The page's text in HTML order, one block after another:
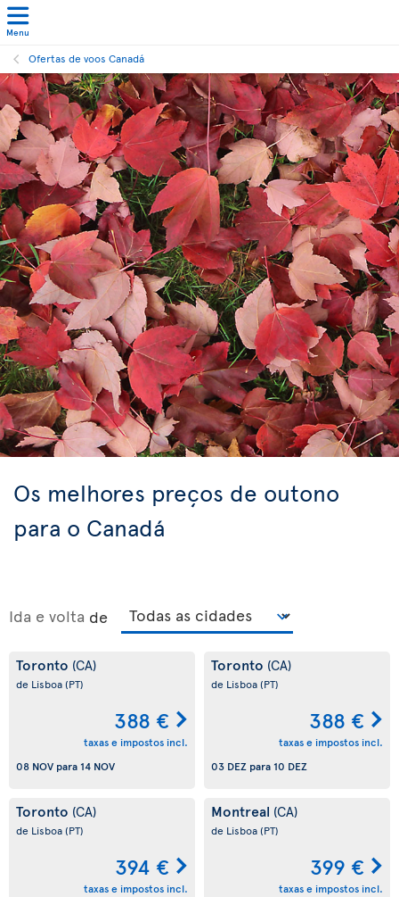
Menu
Ofertas de voos Canadá
Os melhores preços de outono
para o Canadá
Ida e volta de
Toronto (CA)
de Lisboa(PT)
388 €
taxas e impostos incl.
08 NOV para 14 NOV
Toronto (CA)
de Lisboa(PT)
388 €
taxas e impostos incl.
03 DEZ para 10 DEZ
Toronto (CA)
de Lisboa(PT)
394 €
taxas e impostos incl.
Montreal (CA)
de Lisboa(PT)
399 €
taxas e impostos incl.